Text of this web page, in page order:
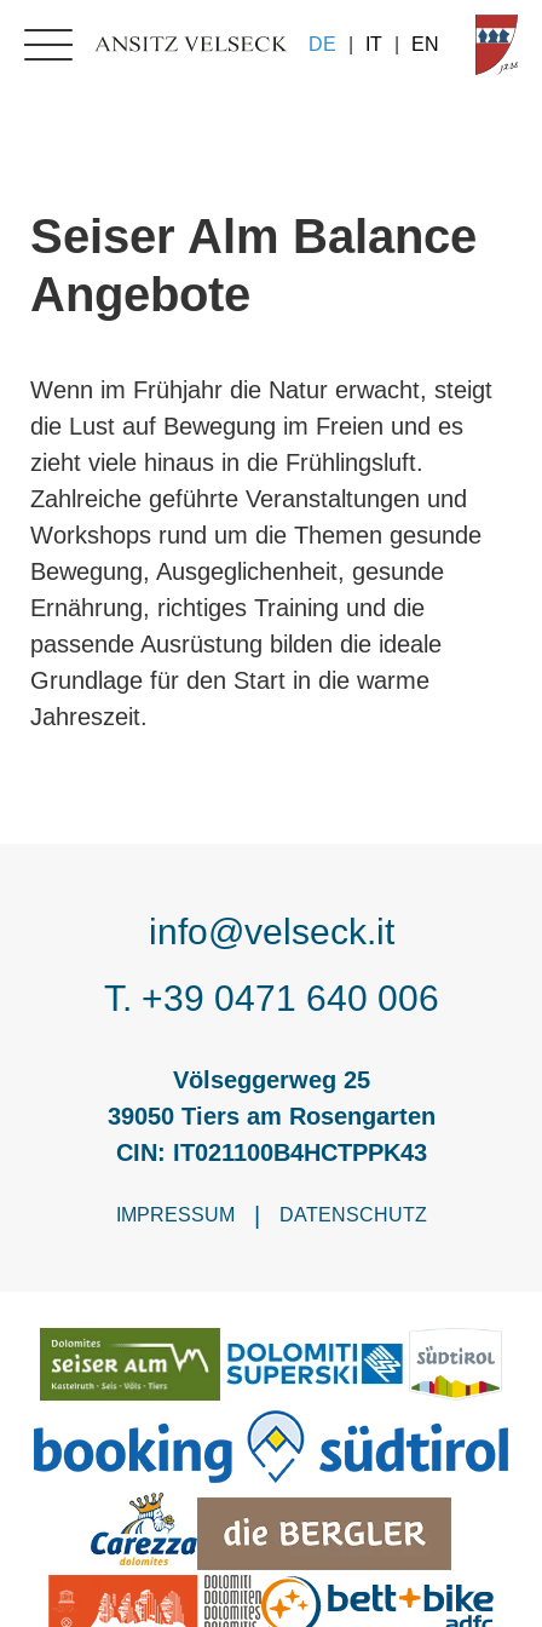
DE IT EN
Seiser Alm Balance
Angebote
Wenn im Frühjahr die Natur erwacht, steigt
die Lust auf Bewegung im Freien und es
zieht viele hinaus in die Frühlingsluft.
Zahlreiche geführte Veranstaltungen und
Workshops rund um die Themen gesunde
Bewegung, Ausgeglichenheit, gesunde
Ernährung, richtiges Training und die
passende Ausrüstung bilden die ideale
Grundlage für den Start in die warme
Jahreszeit.
info@velseck.it
T. +39 0471 640 006
Völseggerweg 25
39050 Tiers am Rosengarten
CIN: IT021100B4HCTPPK43
IMPRESSUM DATENSCHUTZ